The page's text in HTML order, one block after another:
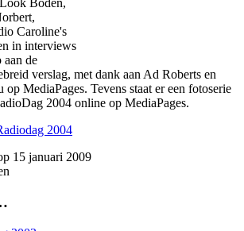
Boden,
Caroline's
in interviews
aan de
verslag, met dank aan Ad Roberts en
op MediaPages. Tevens staat er een fotoserie
2004 online op MediaPages.
2004
15 januari 2009